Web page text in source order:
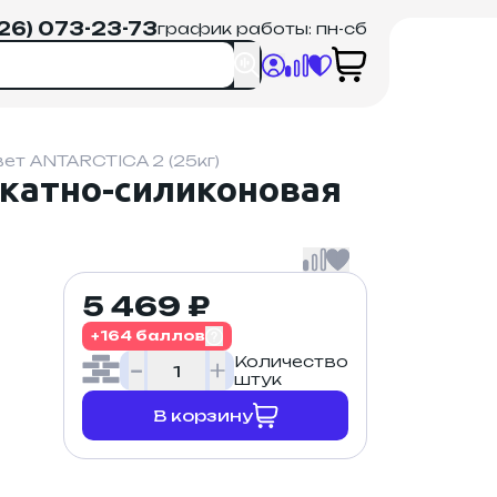
073-23-73график работы: пн-сб
2 (25кг)
силиконовая
5 469 ₽
+164 баллов
Количество
штук
В корзину